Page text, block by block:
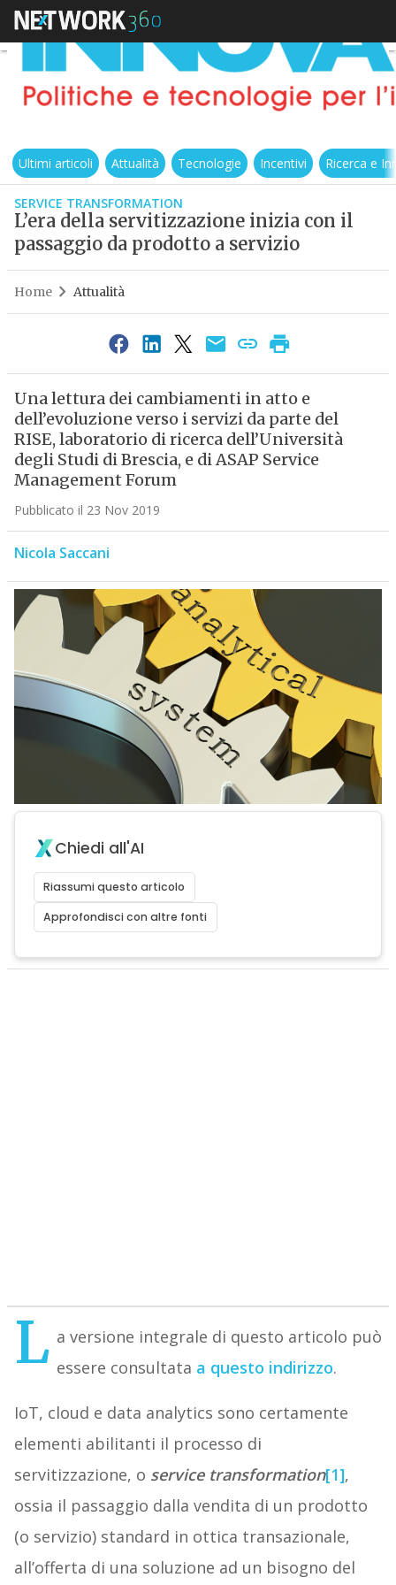
Ultimi articoli Attualità Tecnologie Incentivi Ricerca e
SERVICE TRANSFORMATION
L’era della servitizzazione inizia con il
passaggio da prodotto a servizio
Home Attualità
Una lettura dei cambiamenti in atto e
dell’evoluzione verso i servizi da parte del
RISE, laboratorio di ricerca dell’Università
degli Studi di Brescia, e di ASAP Service
Management Forum
Pubblicato il 23 Nov 2019
Nicola Saccani
Chiedi all'AI
Riassumi questo articolo
Approfondisci con altre fonti
L a versione integrale di questo articolo può
essere consultata a questo indirizzo.
IoT, cloud e data analytics sono certamente
elementi abilitanti il processo di
servitizzazione, o service transformation[1],
ossia il passaggio dalla vendita di un prodotto
(o servizio) standard in ottica transazionale,
all’offerta di una soluzione ad un bisogno del